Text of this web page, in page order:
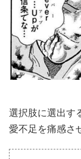
選択肢に選出す
愛不足を痛感さ